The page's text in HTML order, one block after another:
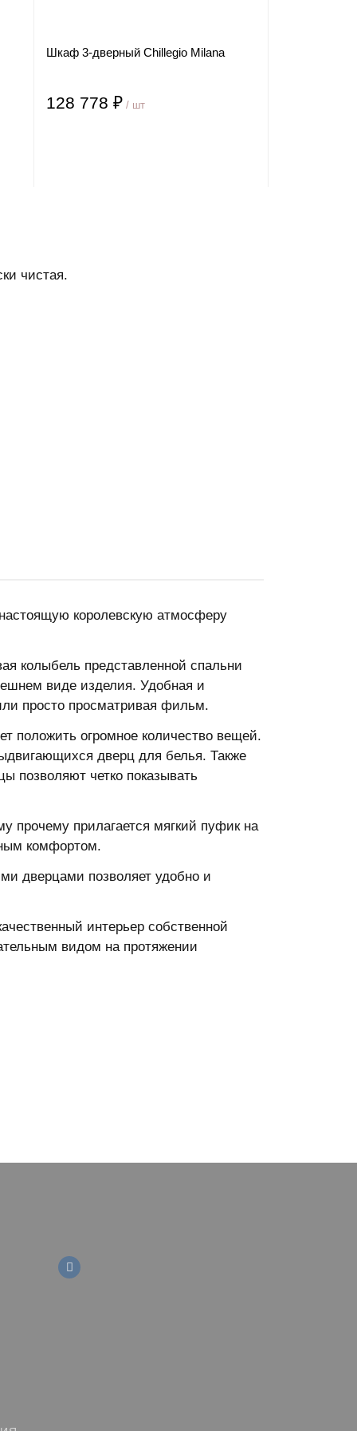
Шкаф 3-дверный Chillegio Milana
128 778 ₽/ шт
чистая.
королевскую атмосферу
колыбель представленной спальни
виде изделия. Удобная и
просто просматривая фильм.
положить огромное количество вещей.
дверц для белья. Также
позволяют четко показывать
прочему прилагается мягкий пуфик на
комфортом.
дверцами позволяет удобно и
интерьер собственной
видом на протяжении